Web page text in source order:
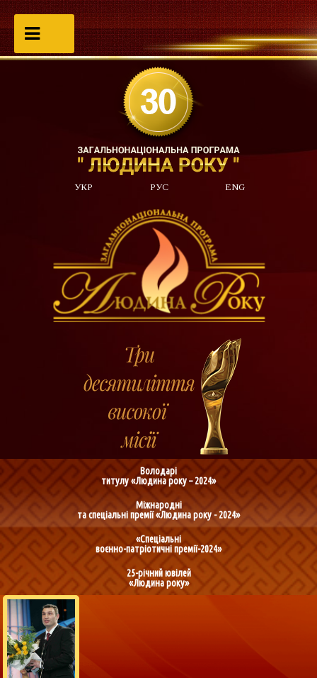
УКР РУС ENG
Володарі
титулу «Людина року – 2024»
Міжнародні
та спеціальні премії «Людина року - 2024»
«Спеціальні
воєнно-патріотичні премії-2024»
25-річний ювілей
«Людина року»